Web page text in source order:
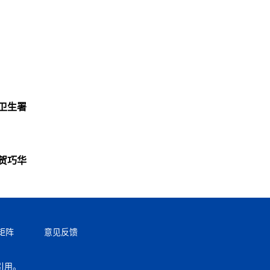
生署
巧华
阵 意见反馈
。